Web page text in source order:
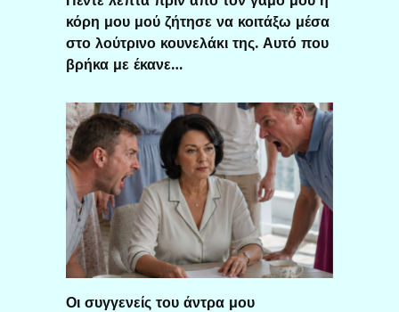
κόρη μου μού ζήτησε να κοιτάξω μέσα
στο λούτρινο κουνελάκι της. Αυτό που
βρήκα με έκανε…
Οι συγγενείς του άντρα μου